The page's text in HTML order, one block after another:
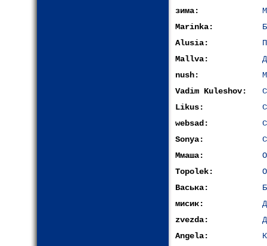
зима:
Marinka:
Alusia:
Mallva:
nush:
Vadim Kuleshov:
Likus:
websad:
Sonya:
Ммаша:
Topolek:
Васька:
мисик:
zvezda:
Angela: